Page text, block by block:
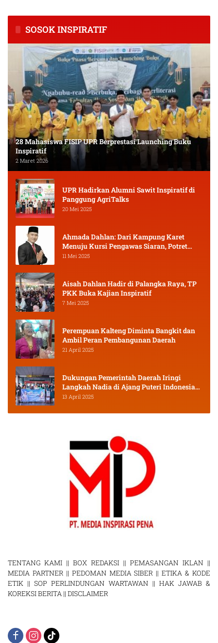
SOSOK INSPIRATIF
28 Mahasiswa FISIP UPR Berprestasi Launching Buku
Inspiratif
2 Maret 2026
UPR Hadirkan Alumni Sawit Inspiratif di
Panggung AgriTalks
20 Mei 2025
Ahmada Dahlan: Dari Kampung Karet
Menuju Kursi Pengawas Siaran, Potret
Pejuang Muda Kalimantan Tengah
11 Mei 2025
Aisah Dahlan Hadir di Palangka Raya, TP
PKK Buka Kajian Inspiratif
7 Mei 2025
Perempuan Kalteng Diminta Bangkit dan
Ambil Peran Pembangunan Daerah
21 April 2025
Dukungan Pemerintah Daerah Iringi
Langkah Nadia di Ajang Puteri Indonesia
2025
13 April 2025
TENTANG KAMI || BOX REDAKSI || PEMASANGAN IKLAN ||
MEDIA PARTNER|| PEDOMAN MEDIA SIBER ||ETIKA & KODE
ETIK || SOP PERLINDUNGAN WARTAWAN || HAK JAWAB &
KOREKSI BERITA || DISCLAIMER